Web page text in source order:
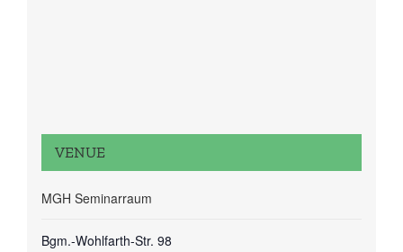
VENUE
MGH Seminarraum
Bgm.-Wohlfarth-Str. 98